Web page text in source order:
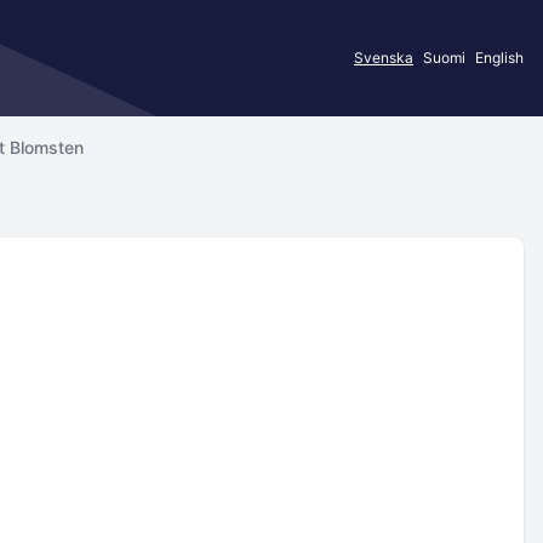
Svenska Suomi English
Blomsten